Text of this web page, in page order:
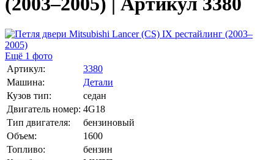
Ещё 1 фото
Артикул:
3380
Машина:
Детали
Кузов тип:
седан
Двигатель номер: 4G18
Тип двигателя:
бензиновый
Объем:
1600
Топливо:
бензин